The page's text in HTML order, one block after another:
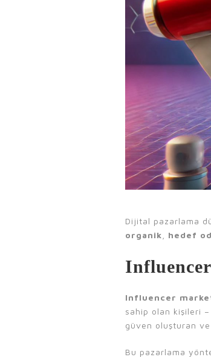
Dijital pazarlama
organik
hedef
Influencer
sahip olan kişileri
güven oluşturan ve
Bu pazarlama